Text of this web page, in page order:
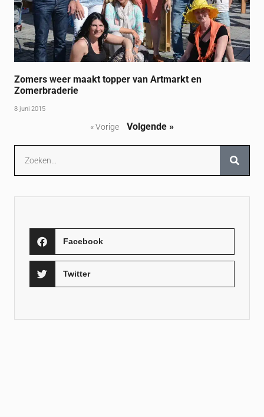
Zomers weer maakt topper van Artmarkt en
Zomerbraderie
8 juni 2015
« Vorige Volgende »
Facebook
Twitter